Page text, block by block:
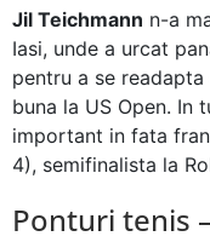
Jil Teichmann n-a
Iasi, unde a urcat
pentru a se
buna la US Open. In
important in fata
4), semifinalista la
Ponturi tenis